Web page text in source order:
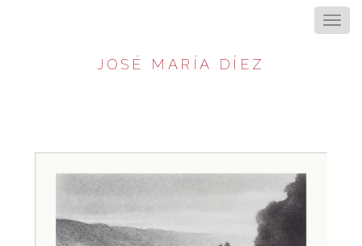
JOSÉ MARÍA DÍEZ